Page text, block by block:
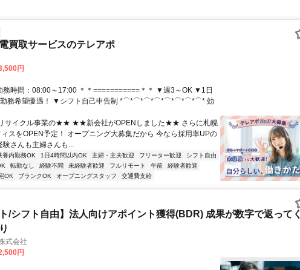
買取サービスのテレアポ
円
務時間：08:00～17:00 ＊＊===========＊＊ ▼週3～OK ▼1日
勤務希望優遇！ ▼シフト自己申告制 *⌒*⌒*⌒*⌒*⌒*⌒*⌒*⌒* 効
サイクル事業の★★ ★★新会社がOPENしました★★ さらに札幌
スをOPEN予定！ オープニング大募集だから 今なら採用率UPの
さんも主婦さんも...
養内勤務OK 1日4時間以内OK 主婦・主夫歓迎 フリーター歓迎
シフト自由
転勤なし 経験不問 未経験者歓迎 フルリモート 午前
経験者歓迎
OK ブランクOK オープニングスタッフ 交通費支給
/シフト自由】法人向けアポイント獲得(BDR) 成果が数字で返ってく
式会社
円